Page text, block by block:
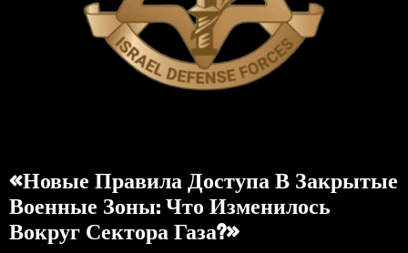
«Новые Правила Доступа В Закрытые
Военные Зоны: Что Изменилось
Вокруг Сектора Газа?»